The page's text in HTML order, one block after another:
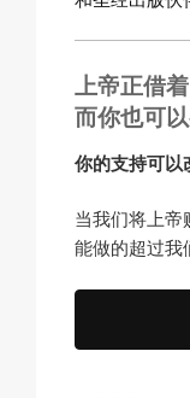
上帝正借
而你也可
你的支持可以
当我们将上
能做的超过我